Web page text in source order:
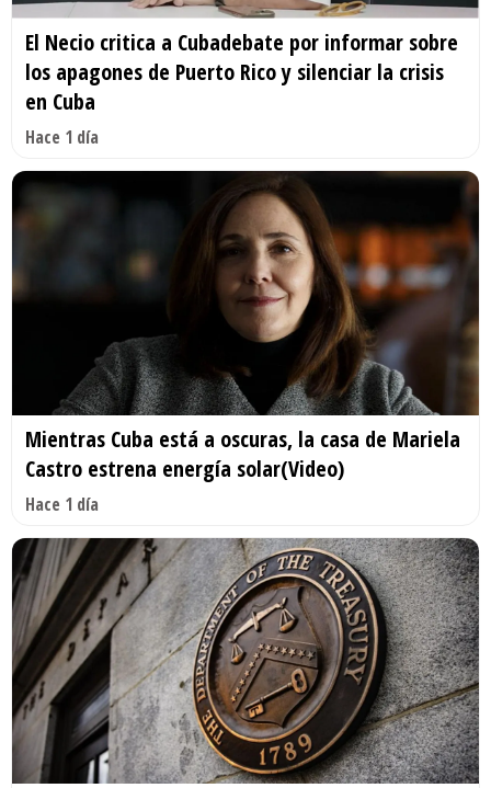
El Necio critica a Cubadebate por informar sobre
los apagones de Puerto Rico y silenciar la crisis
en Cuba
Hace 1 día
Mientras Cuba está a oscuras, la casa de Mariela
Castro estrena energía solar(Video)
Hace 1 día